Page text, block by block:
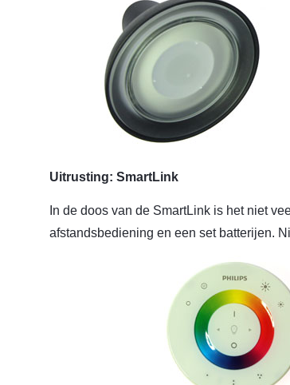
Uitrusting: SmartLink
In de doos van de SmartLink is het niet
afstandsbediening en een set batterijen.